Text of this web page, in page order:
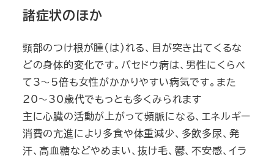
諸症状のほか
頸部のつけ根が腫(は)れる、目が突き出てくるな
どの身体的変化です。バセドウ病は、男性にくらべ
て3～5倍も女性がかかりやすい病気です。また
20～30歳代でもっとも多くみられます
主に心臓の活動が上がって頻脈になる、エネルギー
消費の亢進により多食や体重減少、多飲多尿、発
汗、高血糖などやめまい、抜け毛、鬱、不安感、イラ